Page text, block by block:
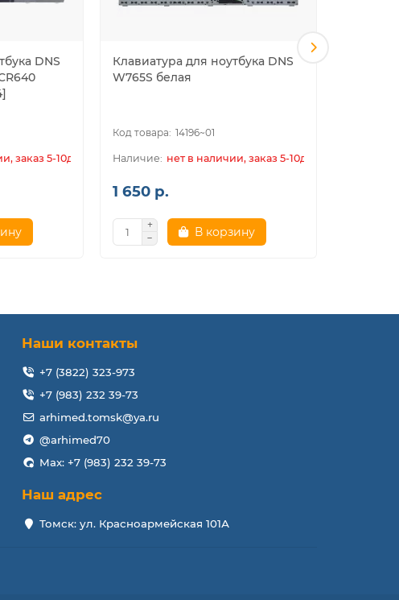
DNS
заказ 5-10дн.
Клавиатура для ноутбука DNS
W765S белая
14196~01
нет в наличии, заказ 5-10дн.
1 650 р.
В корзину
Наши контакты
+7 (3822) 323-973
+7 (983) 232 39-73
arhimed.tomsk@ya.ru
@arhimed70
Max: +7 (983) 232 39-73
Наш адрес
Томск: ул. Красноармейская 101А